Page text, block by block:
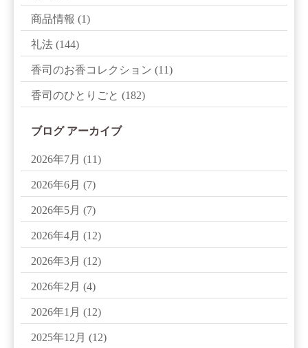
商品情報 (1)
礼法 (144)
香司のお香コレクション (11)
香司のひとりごと (182)
ブログ アーカイブ
2026年7月 (11)
2026年6月 (7)
2026年5月 (7)
2026年4月 (12)
2026年3月 (12)
2026年2月 (4)
2026年1月 (12)
2025年12月 (12)